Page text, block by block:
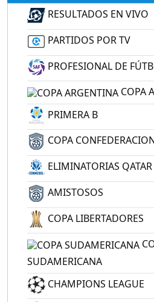
RESULTADOS EN VIVO
PARTIDOS POR TV
PROFESIONAL DE
COPA
PRIMERA B
COPA
ELIMINATORIAS
AMISTOSOS
COPA LIBERTADORES
SUDAMERICANA
CHAMPIONS LEAGUE